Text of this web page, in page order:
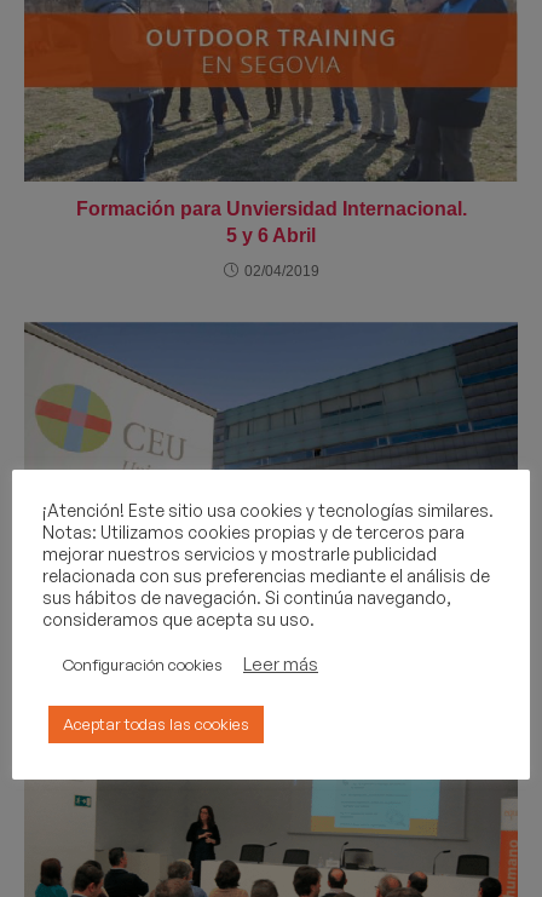
Formación para Unviersidad Internacional.
5 y 6 Abril
02/04/2019
Feria de empleo en el CEU.
¡Atención! Este sitio usa cookies y tecnologías similares.
Notas: Utilizamos cookies propias y de terceros para
mejorar nuestros servicios y mostrarle publicidad
relacionada con sus preferencias mediante el análisis de
sus hábitos de navegación. Si continúa navegando,
consideramos que acepta su uso.
Configuración cookies Leer más
Aceptar todas las cookies